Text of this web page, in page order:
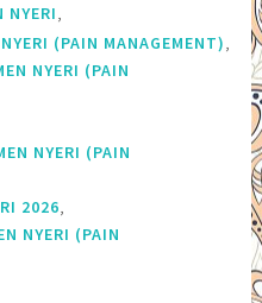
NYERI
(PAIN MANAGEMENT)
NYERI (PAIN
NYERI (PAIN
2026
NYERI (PAIN